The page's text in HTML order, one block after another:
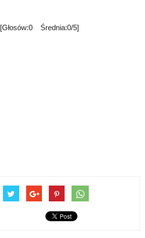
[Głosów:0 Średnia:0/5]